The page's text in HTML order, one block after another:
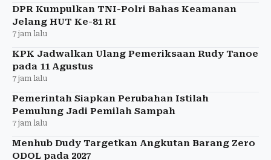
DPR Kumpulkan TNI-Polri Bahas Keamanan
Jelang HUT Ke-81 RI
7 jam lalu
KPK Jadwalkan Ulang Pemeriksaan Rudy Tanoe
pada 11 Agustus
7 jam lalu
Pemerintah Siapkan Perubahan Istilah
Pemulung Jadi Pemilah Sampah
7 jam lalu
Menhub Dudy Targetkan Angkutan Barang Zero
ODOL pada 2027